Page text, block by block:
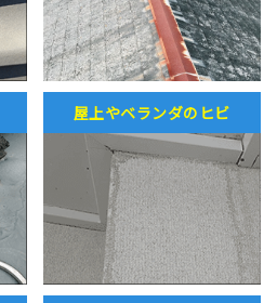
屋上やベランダのヒビ